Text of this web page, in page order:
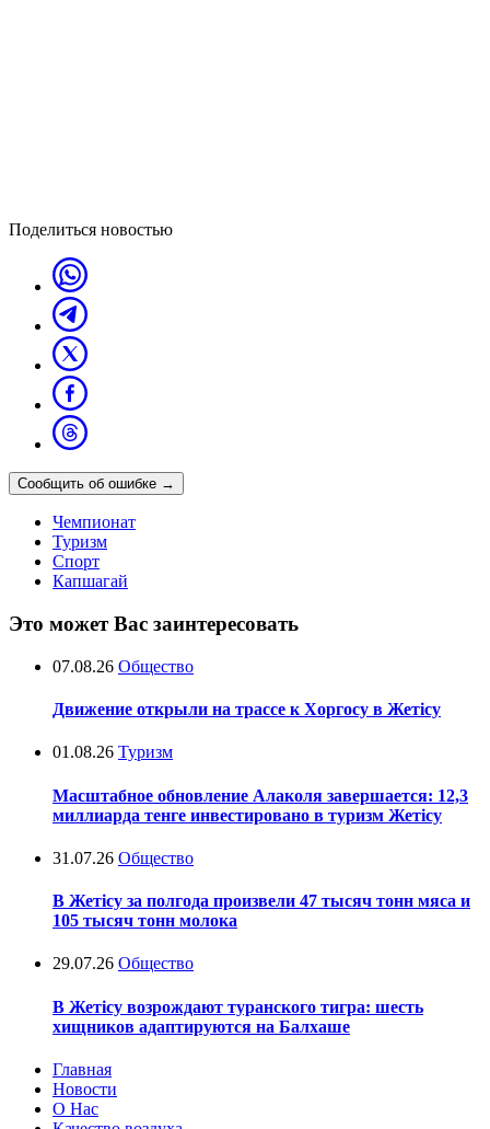
Поделиться новостью
Сообщить об ошибке →
Чемпионат
Туризм
Спорт
Капшагай
Это может Вас заинтересовать
07.08.26 Общество
Движение открыли на трассе к Хоргосу в Жетісу
01.08.26 Туризм
Масштабное обновление Алаколя завершается: 12,3
миллиарда тенге инвестировано в туризм Жетісу
31.07.26 Общество
В Жетісу за полгода произвели 47 тысяч тонн мяса и
105 тысяч тонн молока
29.07.26 Общество
В Жетісу возрождают туранского тигра: шесть
хищников адаптируются на Балхаше
Главная
Новости
О Нас